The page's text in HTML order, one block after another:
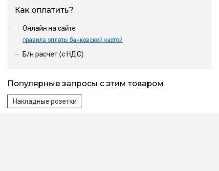
Как оплатить?
Онлайн на сайте
правила оплаты банковской картой
Б/н расчет (c НДС)
Популярные запросы с этим товаром
Накладные розетки